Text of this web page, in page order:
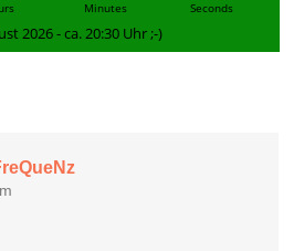
Minutes Seconds
2026 - ca. 20:30 Uhr ;-)